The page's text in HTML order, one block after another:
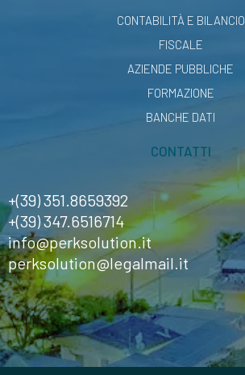
CONTABILITÀ E BILANCIO
FISCALE
AZIENDE PUBBLICHE
FORMAZIONE
BANCHE DATI
CONTATTI
+(39) 351.8659392
+(39) 347.6516714
info@perksolution.it
perksolution@legalmail.it